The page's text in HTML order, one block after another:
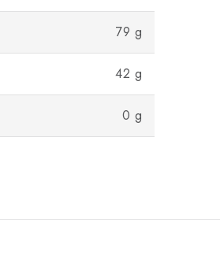
79 g
42 g
0 g